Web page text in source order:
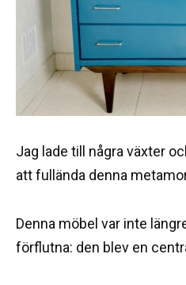
Jag lade till några växter
att fullända denna
Denna möbel var inte
förflutna: den blev en